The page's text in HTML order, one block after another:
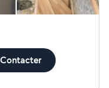
Contacter